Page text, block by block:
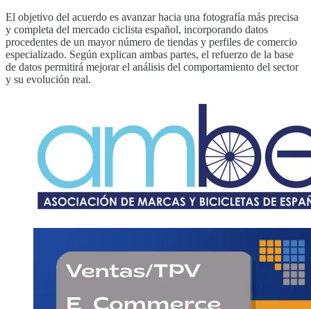
El objetivo del acuerdo es avanzar hacia una fotografía más precisa
y completa del mercado ciclista español, incorporando datos
procedentes de un mayor número de tiendas y perfiles de comercio
especializado. Según explican ambas partes, el refuerzo de la base
de datos permitirá mejorar el análisis del comportamiento del sector
y su evolución real.